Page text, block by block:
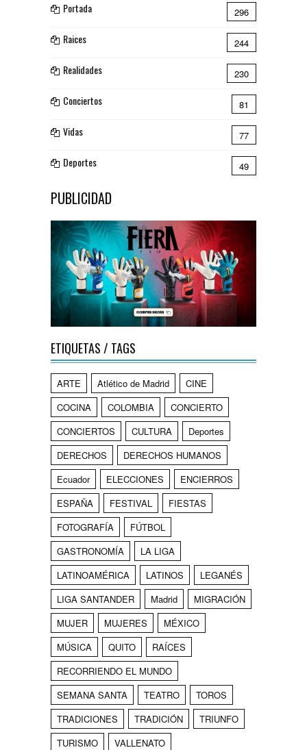
Portada 296
Raices 244
Realidades 230
Conciertos 81
Vidas 77
Deportes 49
PUBLICIDAD
ETIQUETAS / TAGS
ARTE Atlético de Madrid
CINE
COCINA
COLOMBIA
CONCIERTO
CONCIERTOS
CULTURA
Deportes
DERECHOS
DERECHOS HUMANOS
Ecuador
ELECCIONES
ENCIERROS
ESPAÑA
FESTIVAL
FIESTAS
FOTOGRAFÍA
FÚTBOL
GASTRONOMÍA
LA LIGA
LATINOAMÉRICA
LATINOS
LEGANÉS
LIGA SANTANDER
Madrid
MIGRACIÓN
MUJER
MUJERES
MÉXICO
MÚSICA
QUITO
RAÍCES
RECORRIENDO EL MUNDO
SEMANA SANTA
TEATRO
TOROS
TRADICIONES
TRADICIÓN
TRIUNFO
TURISMO
VALLENATO